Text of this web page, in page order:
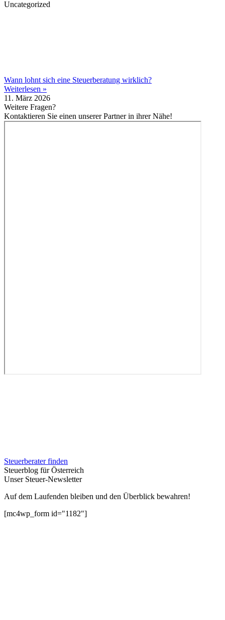
Uncategorized
Wann lohnt sich eine Steuerberatung wirklich?
Weiterlesen »
11. März 2026
Weitere Fragen?
Kontaktieren Sie einen unserer Partner in ihrer Nähe!
Steuerberater finden
Steuerblog für Österreich
Unser Steuer-Newsletter
Auf dem Laufenden bleiben und den Überblick bewahren!
[mc4wp_form id="1182"]